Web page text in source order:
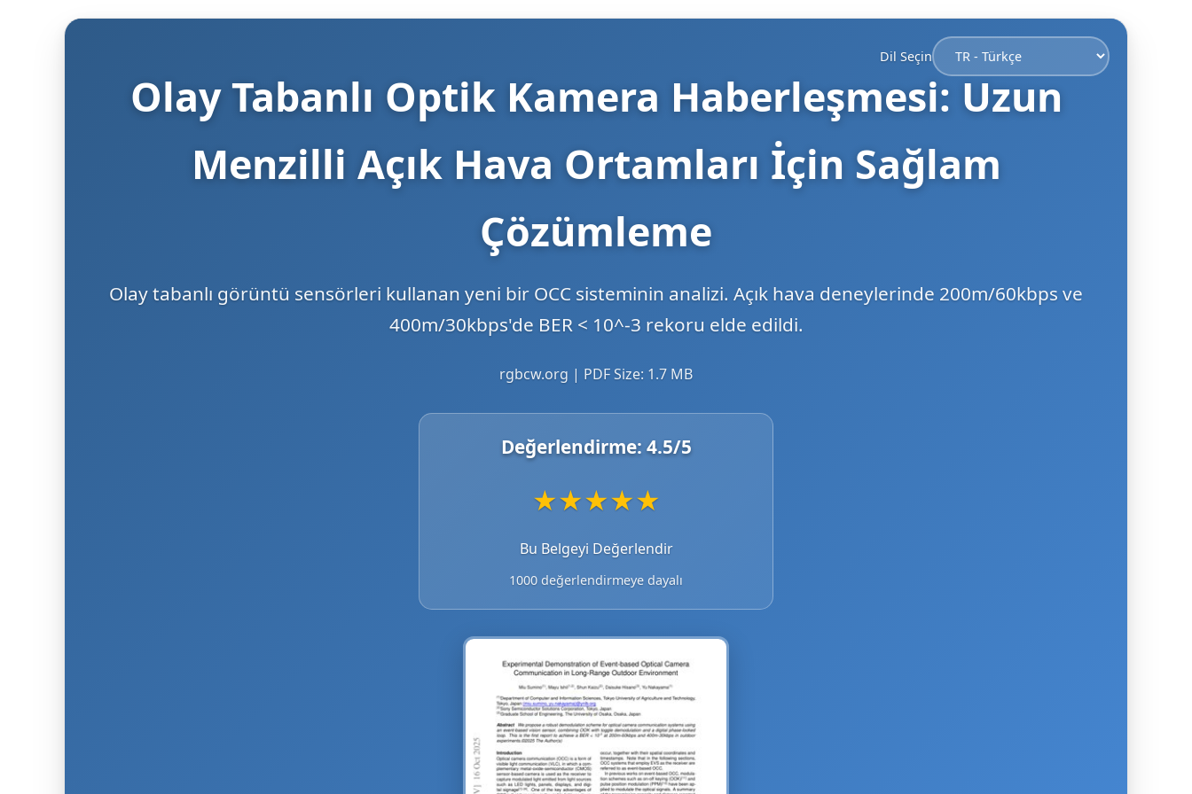
Dil Seçin
Olay Tabanlı Optik Kamera Haberleşmesi: Uzun
Menzilli Açık Hava Ortamları İçin Sağlam
Çözümleme
Olay tabanlı görüntü sensörleri kullanan yeni bir OCC sisteminin analizi. Açık hava deneylerinde 200m/60kbps ve
400m/30kbps'de BER < 10^-3 rekoru elde edildi.
rgbcw.org | PDF Size: 1.7 MB
Değerlendirme: 4.5/5
★★★★★
Bu Belgeyi Değerlendir
1000 değerlendirmeye dayalı